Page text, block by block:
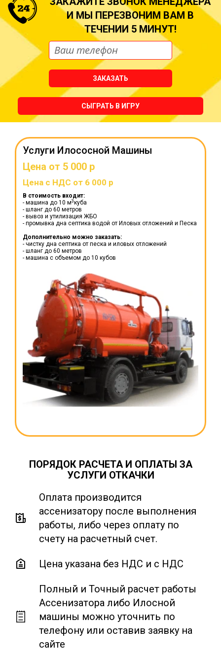
И МЫ ПЕРЕЗВОНИМ ВАМ В
ТЕЧЕНИИ 5 МИНУТ!
ЗАКАЗАТЬ
СЫГРАТЬ В ИГРУ
Услуги Илососной Машины
Цена от 5 000 р
Цена с НДС от 6 000 р
В стоимость входит:
- машина до 10 м3куба
- шланг до 60 метров
- вывоз и утилизация ЖБО
- промывка дна септика водой от Иловых отложений и Песка
Дополнительно можно заказать:
- чистку дна септика от песка и иловых отложений
- шланг до 60 метров
- машина с объемом до 10 кубов
ПОРЯДОК РАСЧЕТА И ОПЛАТЫ ЗА
УСЛУГИ ОТКАЧКИ
Оплата производится
ассенизатору после выполнения
работы, либо через оплату по
счету на расчетный счет.
Цена указана без НДС и с НДС
Полный и Точный расчет работы
Ассенизатора либо Илосной
машины можно уточнить по
телефону или оставив заявку на
сайте